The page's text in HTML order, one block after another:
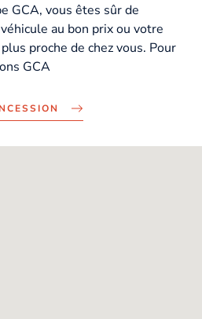
GCA, vous êtes sûr de
au bon prix ou votre
proche de chez vous. Pour
GCA